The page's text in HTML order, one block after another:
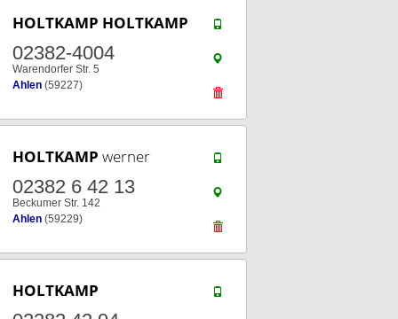
HOLTKAMP HOLTKAMP
02382-4004
Warendorfer Str. 5
Ahlen (59227)
HOLTKAMP werner
02382 6 42 13
Beckumer Str. 142
Ahlen (59229)
HOLTKAMP